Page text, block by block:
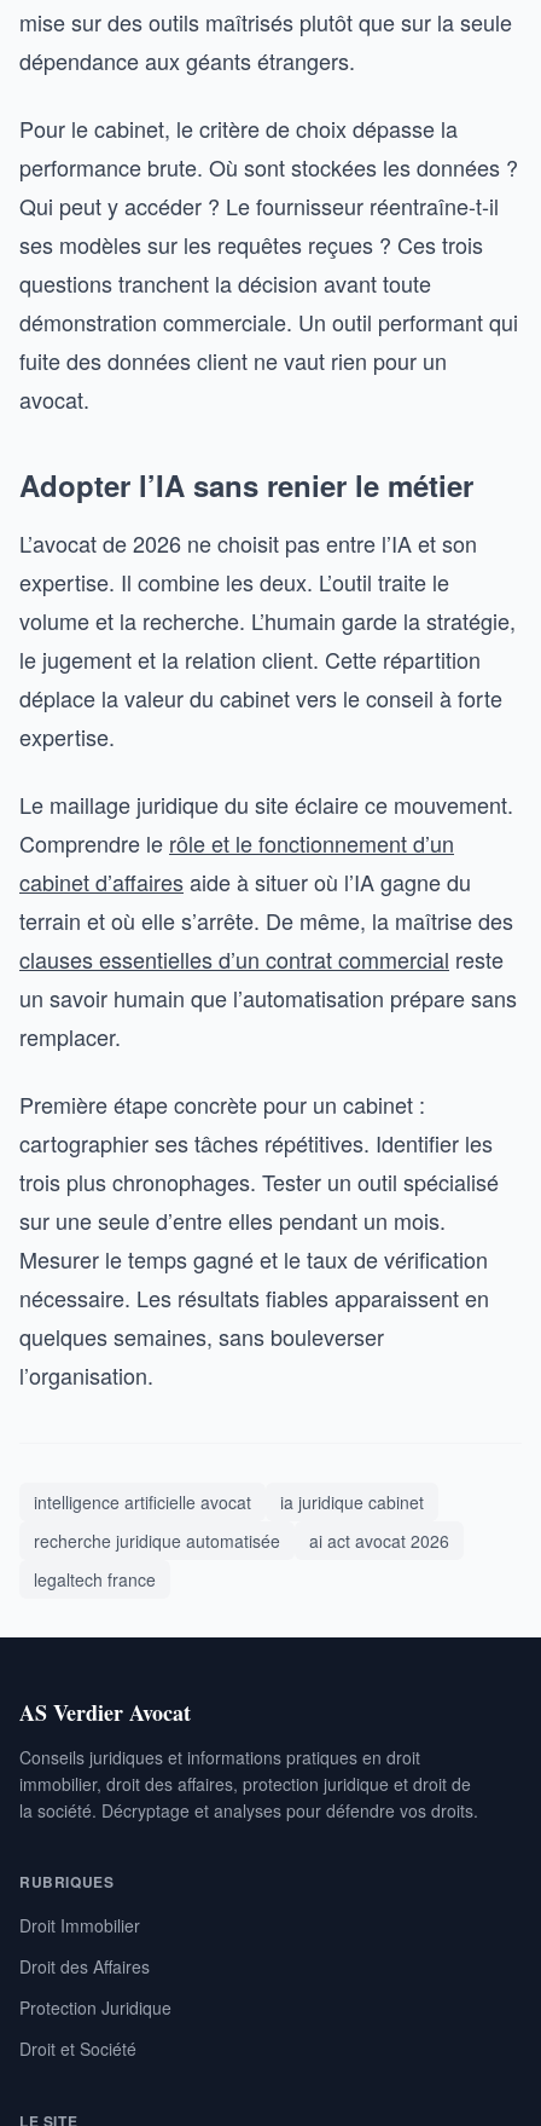
mise sur des outils maîtrisés plutôt que sur la seule
dépendance aux géants étrangers.
Pour le cabinet, le critère de choix dépasse la
performance brute. Où sont stockées les données ?
Qui peut y accéder ? Le fournisseur réentraîne-t-il
ses modèles sur les requêtes reçues ? Ces trois
questions tranchent la décision avant toute
démonstration commerciale. Un outil performant qui
fuite des données client ne vaut rien pour un
avocat.
Adopter l’IA sans renier le métier
L’avocat de 2026 ne choisit pas entre l’IA et son
expertise. Il combine les deux. L’outil traite le
volume et la recherche. L’humain garde la stratégie,
le jugement et la relation client. Cette répartition
déplace la valeur du cabinet vers le conseil à forte
expertise.
Le maillage juridique du site éclaire ce mouvement.
Comprendre le rôle et le fonctionnement d’un
cabinet d’affairesaide à situer où l’IA gagne du
terrain et où elle s’arrête. De même, la maîtrise des
clauses essentielles d’un contrat commercial reste
un savoir humain que l’automatisation prépare sans
remplacer.
Première étape concrète pour un cabinet :
cartographier ses tâches répétitives. Identifier les
trois plus chronophages. Tester un outil spécialisé
sur une seule d’entre elles pendant un mois.
Mesurer le temps gagné et le taux de vérification
nécessaire. Les résultats fiables apparaissent en
quelques semaines, sans bouleverser
l’organisation.
intelligence artificielle avocat
ia juridique cabinet
recherche juridique automatisée
ai act avocat 2026
legaltech france
AS Verdier Avocat
Conseils juridiques et informations pratiques en droit
immobilier, droit des affaires, protection juridique et droit de
la société. Décryptage et analyses pour défendre vos droits.
RUBRIQUES
Droit Immobilier
Droit des Affaires
Protection Juridique
Droit et Société
LE SITE